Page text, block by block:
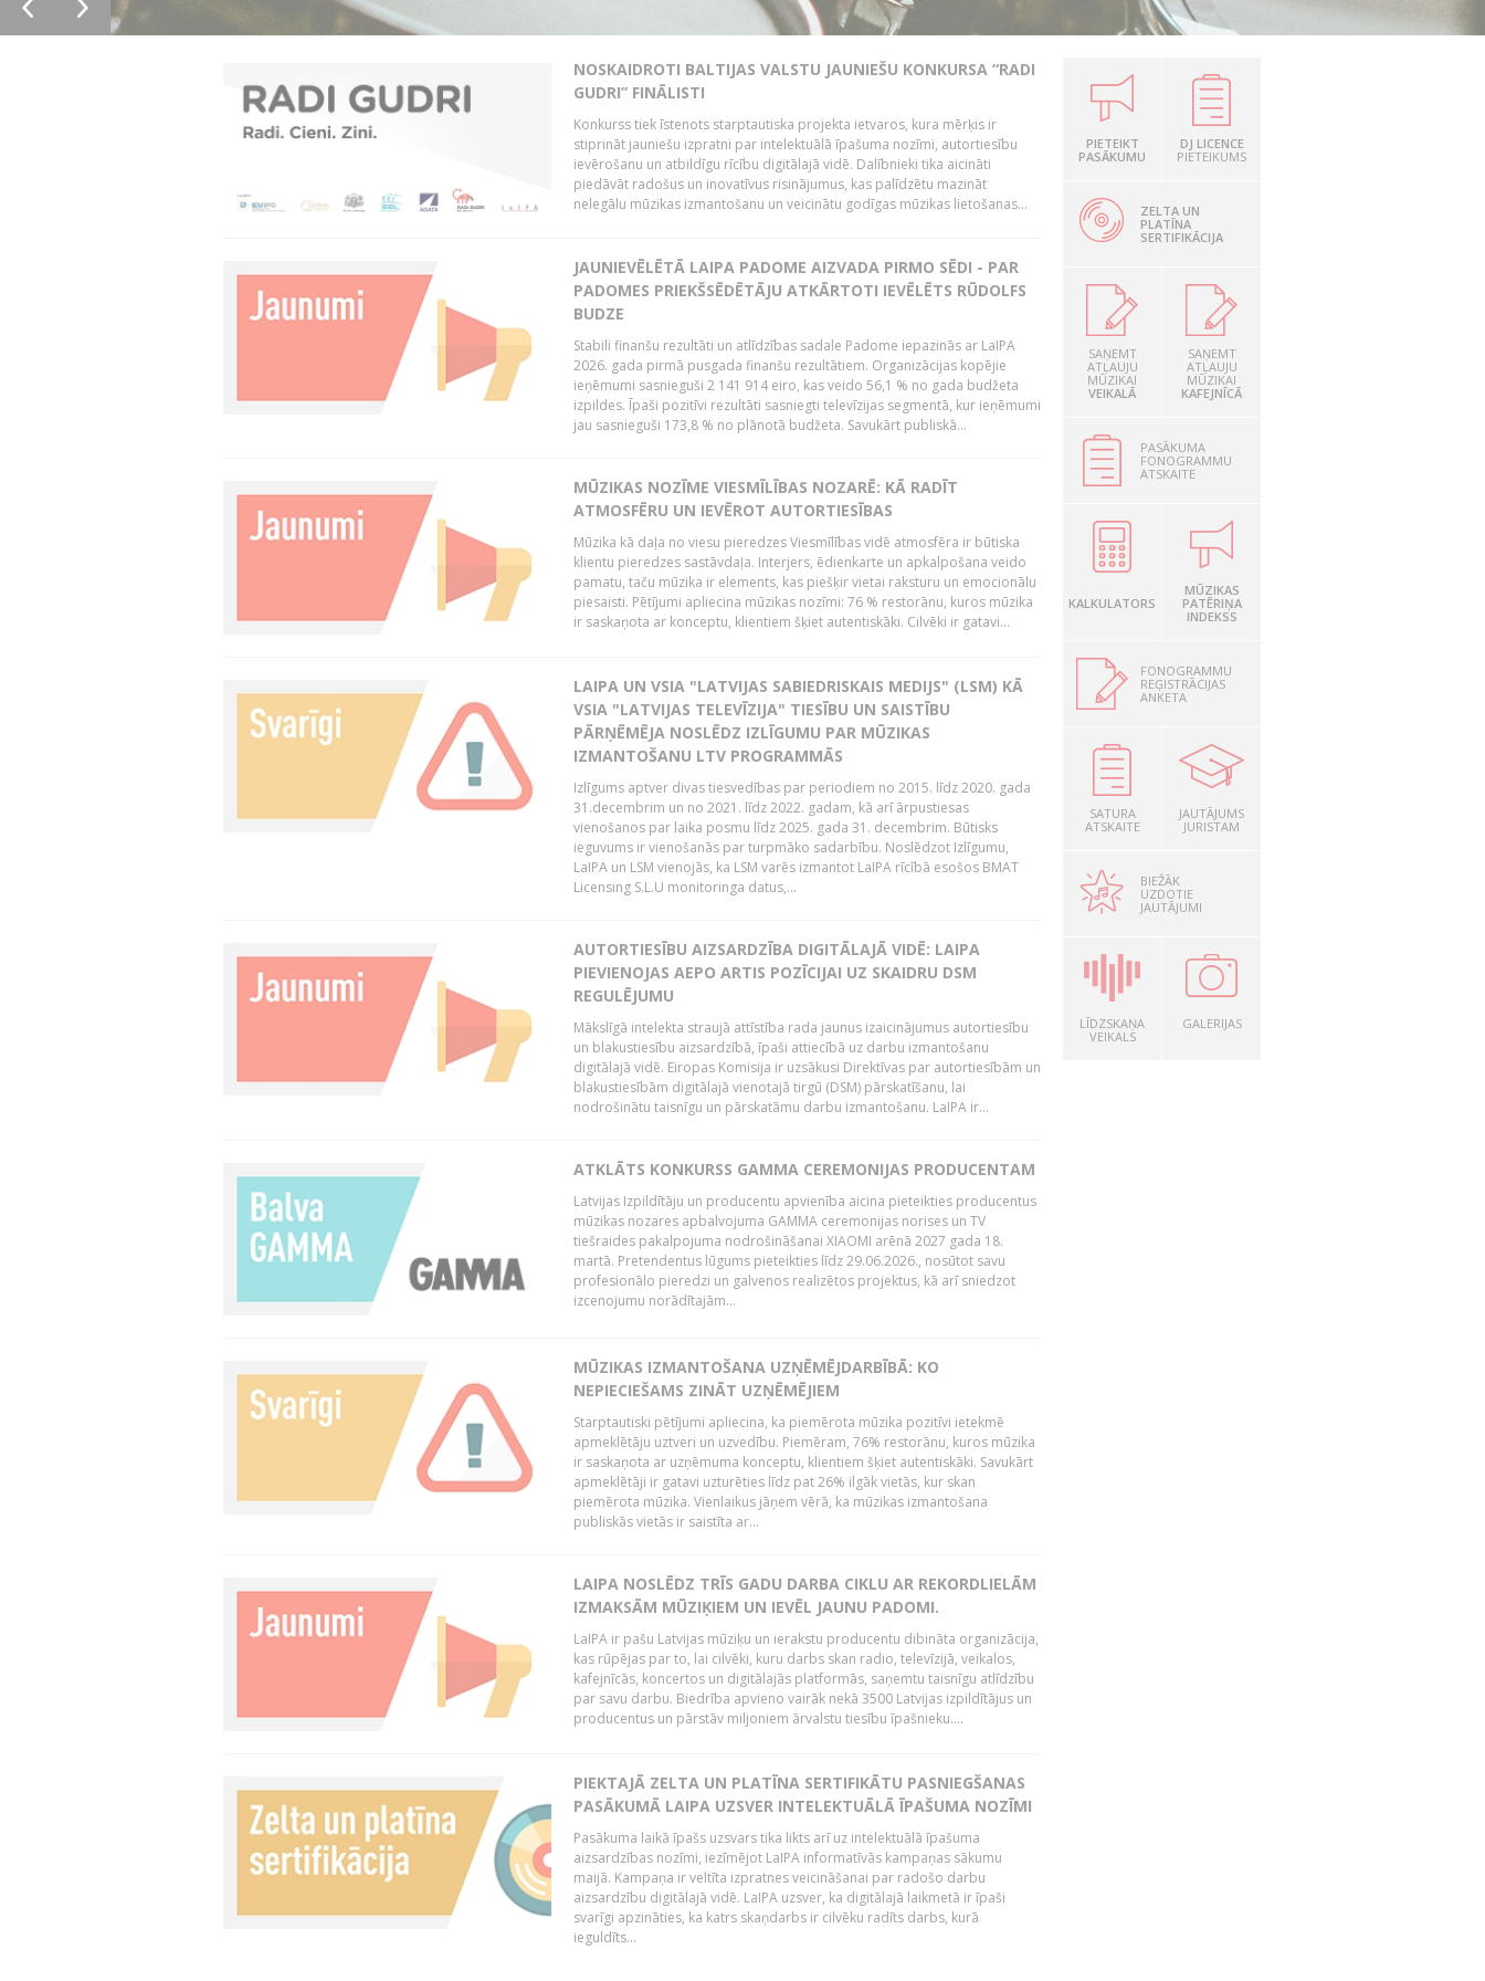
NOSKAIDROTI BALTIJAS VALSTU JAUNIEŠU KONKURSA “RADI
GUDRI” FINĀLISTI
Konkurss tiek īstenots starptautiska projekta ietvaros, kura mērķis ir
stiprināt jauniešu izpratni par intelektuālā īpašuma nozīmi, autortiesību
ievērošanu un atbildīgu rīcību digitālajā vidē. Dalībnieki tika aicināti
piedāvāt radošus un inovatīvus risinājumus, kas palīdzētu mazināt
nelegālu mūzikas izmantošanu un veicinātu godīgas mūzikas lietošanas...
JAUNIEVĒLĒTĀ LAIPA PADOME AIZVADA PIRMO SĒDI - PAR
PADOMES PRIEKŠSĒDĒTĀJU ATKĀRTOTI IEVĒLĒTS RŪDOLFS
BUDZE
Stabili finanšu rezultāti un atlīdzības sadale Padome iepazinās ar LaIPA
2026. gada pirmā pusgada finanšu rezultātiem. Organizācijas kopējie
ieņēmumi sasnieguši 2 141 914 eiro, kas veido 56,1 % no gada budžeta
izpildes. Īpaši pozitīvi rezultāti sasniegti televīzijas segmentā, kur ieņēmumi
jau sasnieguši 173,8 % no plānotā budžeta. Savukārt publiskā...
MŪZIKAS NOZĪME VIESMĪLĪBAS NOZARĒ: KĀ RADĪT
ATMOSFĒRU UN IEVĒROT AUTORTIESĪBAS
Mūzika kā daļa no viesu pieredzes Viesmīlības vidē atmosfēra ir būtiska
klientu pieredzes sastāvdaļa. Interjers, ēdienkarte un apkalpošana veido
pamatu, taču mūzika ir elements, kas piešķir vietai raksturu un emocionālu
piesaisti. Pētījumi apliecina mūzikas nozīmi: 76 % restorānu, kuros mūzika
ir saskaņota ar konceptu, klientiem šķiet autentiskāki. Cilvēki ir gatavi...
LAIPA UN VSIA "LATVIJAS SABIEDRISKAIS MEDIJS" (LSM) KĀ
VSIA "LATVIJAS TELEVĪZIJA" TIESĪBU UN SAISTĪBU
PĀRŅĒMĒJA NOSLĒDZ IZLĪGUMU PAR MŪZIKAS
IZMANTOŠANU LTV PROGRAMMĀS
Izlīgums aptver divas tiesvedības par periodiem no 2015. līdz 2020. gada
31.decembrim un no 2021. līdz 2022. gadam, kā arī ārpustiesas
vienošanos par laika posmu līdz 2025. gada 31. decembrim. Būtisks
ieguvums ir vienošanās par turpmāko sadarbību. Noslēdzot Izlīgumu,
LaIPA un LSM vienojās, ka LSM varēs izmantot LaIPA rīcībā esošos BMAT
Licensing S.L.U monitoringa datus,...
AUTORTIESĪBU AIZSARDZĪBA DIGITĀLAJĀ VIDĒ: LAIPA
PIEVIENOJAS AEPO ARTIS POZĪCIJAI UZ SKAIDRU DSM
REGULĒJUMU
Mākslīgā intelekta straujā attīstība rada jaunus izaicinājumus autortiesību
un blakustiesību aizsardzībā, īpaši attiecībā uz darbu izmantošanu
digitālajā vidē. Eiropas Komisija ir uzsākusi Direktīvas par autortiesībām un
blakustiesībām digitālajā vienotajā tirgū (DSM) pārskatīšanu, lai
nodrošinātu taisnīgu un pārskatāmu darbu izmantošanu. LaIPA ir...
ATKLĀTS KONKURSS GAMMA CEREMONIJAS PRODUCENTAM
Latvijas Izpildītāju un producentu apvienība aicina pieteikties producentus
mūzikas nozares apbalvojuma GAMMA ceremonijas norises un TV
tiešraides pakalpojuma nodrošināšanai XIAOMI arēnā 2027 gada 18.
martā. Pretendentus lūgums pieteikties līdz 29.06.2026., nosūtot savu
profesionālo pieredzi un galvenos realizētos projektus, kā arī sniedzot
izcenojumu norādītajām...
MŪZIKAS IZMANTOŠANA UZŅĒMĒJDARBĪBĀ: KO
NEPIECIEŠAMS ZINĀT UZŅĒMĒJIEM
Starptautiski pētījumi apliecina, ka piemērota mūzika pozitīvi ietekmē
apmeklētāju uztveri un uzvedību. Piemēram, 76% restorānu, kuros mūzika
ir saskaņota ar uzņēmuma konceptu, klientiem šķiet autentiskāki. Savukārt
apmeklētāji ir gatavi uzturēties līdz pat 26% ilgāk vietās, kur skan
piemērota mūzika. Vienlaikus jāņem vērā, ka mūzikas izmantošana
publiskās vietās ir saistīta ar...
LAIPA NOSLĒDZ TRĪS GADU DARBA CIKLU AR REKORDLIELĀM
IZMAKSĀM MŪZIĶIEM UN IEVĒL JAUNU PADOMI.
LaIPA ir pašu Latvijas mūziķu un ierakstu producentu dibināta organizācija,
kas rūpējas par to, lai cilvēki, kuru darbs skan radio, televīzijā, veikalos,
kafejnīcās, koncertos un digitālajās platformās, saņemtu taisnīgu atlīdzību
par savu darbu. Biedrība apvieno vairāk nekā 3500 Latvijas izpildītājus un
producentus un pārstāv miljoniem ārvalstu tiesību īpašnieku....
PIEKTAJĀ ZELTA UN PLATĪNA SERTIFIKĀTU PASNIEGŠANAS
PASĀKUMĀ LAIPA UZSVER INTELEKTUĀLĀ ĪPAŠUMA NOZĪMI
Pasākuma laikā īpašs uzsvars tika likts arī uz intelektuālā īpašuma
aizsardzības nozīmi, iezīmējot LaIPA informatīvās kampaņas sākumu
maijā. Kampaņa ir veltīta izpratnes veicināšanai par radošo darbu
aizsardzību digitālajā vidē. LaIPA uzsver, ka digitālajā laikmetā ir īpaši
svarīgi apzināties, ka katrs skaņdarbs ir cilvēku radīts darbs, kurā
ieguldīts...
PIETEIKT
PASĀKUMU
DJ LICENCE
PIETEIKUMS
ZELTA UN
PLATĪNA
SERTIFIKĀCIJA
SAŅEMT
ATĻAUJU
MŪZIKAI
VEIKALĀ
SAŅEMT
ATĻAUJU
MŪZIKAI
KAFEJNĪCĀ
PASĀKUMA
FONOGRAMMU
ATSKAITE
KALKULATORS
MŪZIKAS
PATĒRIŅA
INDEKSS
FONOGRAMMU
REĢISTRĀCIJAS
ANKETA
SATURA
ATSKAITE
JAUTĀJUMS
JURISTAM
BIEŽĀK
UZDOTIE
JAUTĀJUMI
LĪDZSKAŅA
VEIKALS
GALERIJAS